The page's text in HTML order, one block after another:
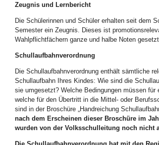
Zeugnis und Lernbericht
Die Schülerinnen und Schüler erhalten seit dem
Semester ein Zeugnis. Dieses ist
Wahlpflichtfächern ganze und halbe Noten
Schullaufbahnverordnung
Die Schullaufbahnverordnung enthält sämtliche
Schullaufbahn Ihres Kindes: Wie sind die
sie umgesetzt? Welche Bedingungen müssen
welche für den Übertritt in die Mittel- oder
sind in der Broschüre „Hand­rei­chung
nach dem Erscheinen dieser Broschüre im
wurden von der Volksschulleitung noch nicht